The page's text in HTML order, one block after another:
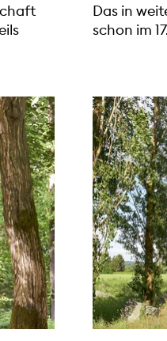
Das in
schon im